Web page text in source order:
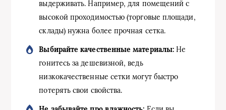
выдерживать. Например, для помещений с
высокой проходимостью (торговые площади,
склады) нужна более прочная сетка.
Выбирайте качественные материалы: Не
гонитесь за дешевизной, ведь
низкокачественные сетки могут быстро
потерять свои свойства.